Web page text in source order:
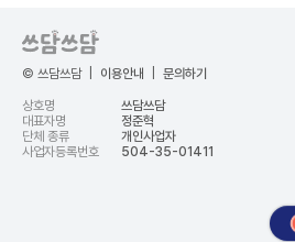
© 쓰담쓰담 이용안내 문의하기
상호명
쓰담쓰담
대표자명
정준혁
단체 종류
개인사업자
사업자등록번호
504-35-01411